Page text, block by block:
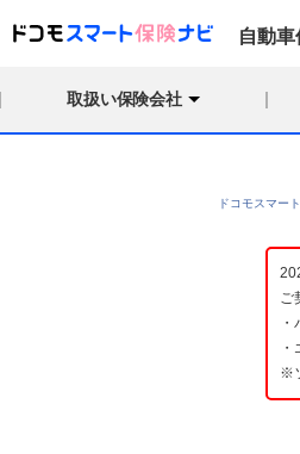
自動車
取扱い保険会社
ドコモスマー
ご
※